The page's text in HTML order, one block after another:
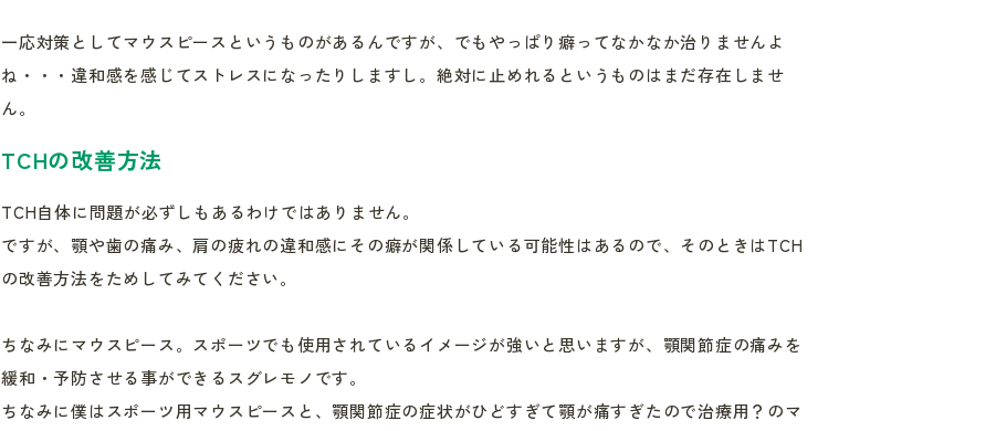
一応対策としてマウスピースというものがあるんですが、でもやっぱり癖ってなかなか治りませんよ
ね・・・違和感を感じてストレスになったりしますし。絶対に止めれるというものはまだ存在しませ
ん。
TCHの改善方法
TCH自体に問題が必ずしもあるわけではありません。
ですが、顎や歯の痛み、肩の疲れの違和感にその癖が関係している可能性はあるので、そのときはTCH
の改善方法をためしてみてください。
ちなみにマウスピース。スポーツでも使用されているイメージが強いと思いますが、顎関節症の痛みを
緩和・予防させる事ができるスグレモノです。
ちなみに僕はスポーツ用マウスピースと、顎関節症の症状がひどすぎて顎が痛すぎたので治療用？のマ